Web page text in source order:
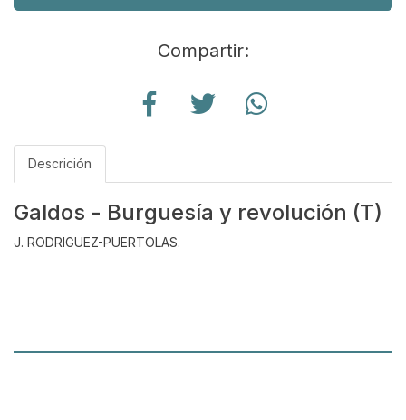
Compartir:
Descrición
Galdos - Burguesía y revolución (T)
J. RODRIGUEZ-PUERTOLAS.